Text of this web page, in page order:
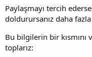
Paylaşmayı tercih
doldurursanız daha
Bu bilgilerin bir kısmını
toplarız: